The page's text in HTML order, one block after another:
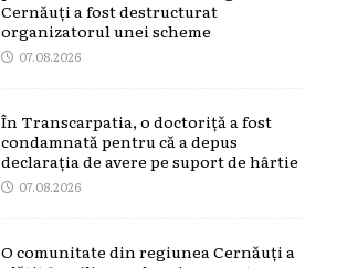
Cernăuți a fost destructurat
organizatorul unei scheme
07.08.2026
În Transcarpatia, o doctoriță a fost
condamnată pentru că a depus
declarația de avere pe suport de hârtie
07.08.2026
O comunitate din regiunea Cernăuți a